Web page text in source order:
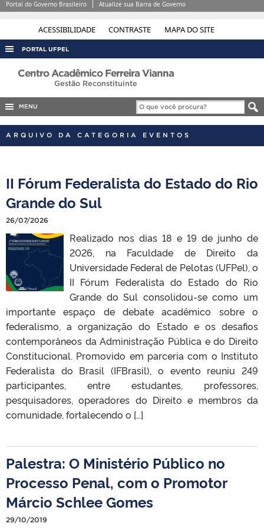
ACESSIBILIDADE CONTRASTE MAPA DO SITE
Portal do Governo Brasileiro Atualize sua Barra de Governo
PORTAL UFPEL
ACESSO À INFORMAÇÃO
COBALTO
OUVIDORIA
PORTARIAS
Centro Acadêmico Ferreira Vianna
Gestão Reconstituinte
MENU
ARQUIVO DA CATEGORIA EVENTOS
II Fórum Federalista do Estado do Rio
Grande do Sul
26/07/2026
Realizado nos dias 18 e 19 de junho de
2026, na Faculdade de Direito da
Universidade Federal de Pelotas (UFPel), o
II Fórum Federalista do Estado do Rio
Grande do Sul consolidou-se como um
importante espaço de debate acadêmico sobre o
federalismo, a organização do Estado e os desafios
contemporâneos da Administração Pública e do Direito
Constitucional. Promovido em parceria com o Instituto
Federalista do Brasil (IFBrasil), o evento reuniu 249
participantes, entre estudantes, professores,
pesquisadores, operadores do Direito e membros da
comunidade, fortalecendo o […]
Palestra: O Ministério Público no
Processo Penal, com o Promotor
Márcio Schlee Gomes
29/10/2019